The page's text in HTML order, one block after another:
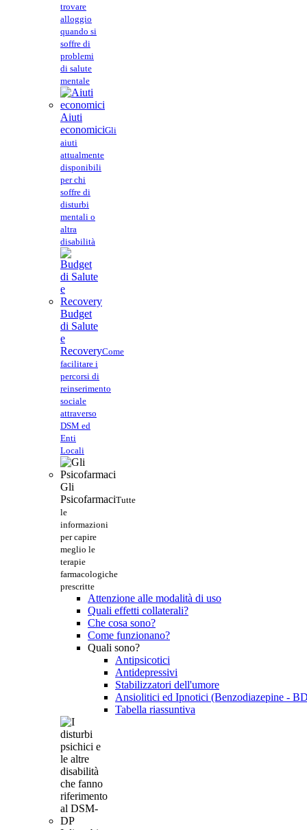
trovare
alloggio
quando si
soffre di
problemi
di salute
mentale
Aiuti
economiciGli
aiuti
attualmente
disponibili
per chi
soffre di
disturbi
mentali o
altra
disabilità
Budget
di Salute
e
RecoveryCome
facilitare i
percorsi di
reinserimento
sociale
attraverso
DSM ed
Enti
Locali
Gli
PsicofarmaciTutte
le
informazioni
per capire
meglio le
terapie
farmacologiche
prescritte
Attenzione alle modalità di uso
Quali effetti collaterali?
Che cosa sono?
Come funzionano?
Quali sono?
Antipsicotici
Antidepressivi
Stabilizzatori dell'umore
Ansiolitici ed Ipnotici (Benzodiazepine -
Tabella riassuntiva